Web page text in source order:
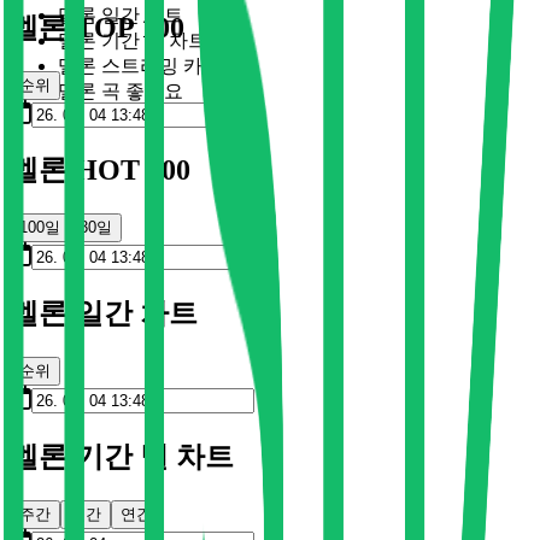
멜론 일간 차트
멜론 기간 별 차트
멜론 스트리밍 카드
멜론 곡 좋아요
멜론 TOP 100
순위
멜론 HOT 100
100일 30일
멜론 일간 차트
순위
멜론 기간 별 차트
주간 월간 연간